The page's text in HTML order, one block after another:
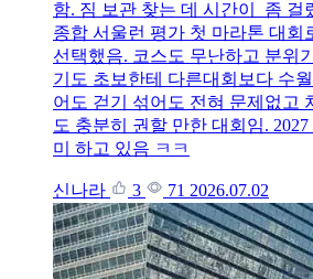
함. 짐 보관 찾는 데 시간이 좀 걸
종합 서울런 평가 첫 마라톤 대회
선택했음. 코스도 무난하고 분위
기도 초보한테 다른대회보다 수
어도 걷기 섞어도 전혀 문제없고
도 충분히 권할 만한 대회임.
미 하고 있음 ㅋㅋ
신나라 3 71 2026.07.02